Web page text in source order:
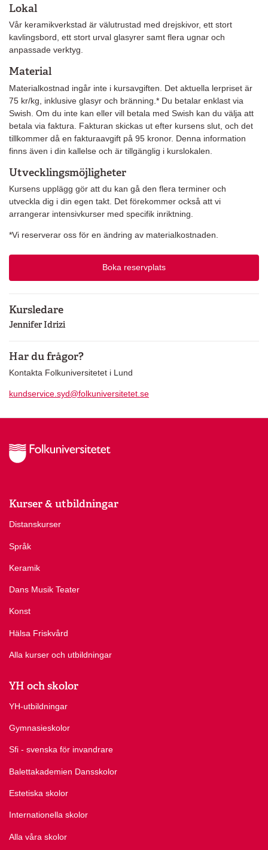
Lokal
Vår keramikverkstad är välutrustad med drejskivor, ett stort
kavlingsbord, ett stort urval glasyrer samt flera ugnar och
anpassade verktyg.
Material
Materialkostnad ingår inte i kursavgiften. Det aktuella lerpriset är
75 kr/kg, inklusive glasyr och bränning.* Du betalar enklast via
Swish. Om du inte kan eller vill betala med Swish kan du välja att
betala via faktura. Fakturan skickas ut efter kursens slut, och det
tillkommer då en fakturaavgift på 95 kronor. Denna information
finns även i din kallelse och är tillgänglig i kurslokalen.
Utvecklingsmöjligheter
Kursens upplägg gör att du kan gå den flera terminer och
utveckla dig i din egen takt. Det förekommer också att vi
arrangerar intensivkurser med specifik inriktning.
*Vi reserverar oss för en ändring av materialkostnaden.
Boka reservplats
Kursledare
Jennifer Idrizi
Har du frågor?
Kontakta Folkuniversitetet i Lund
kundservice.syd@folkuniversitetet.se
Kurser & utbildningar
Distanskurser
Språk
Keramik
Dans Musik Teater
Konst
Hälsa Friskvård
Alla kurser och utbildningar
YH och skolor
YH-utbildningar
Gymnasieskolor
Sfi - svenska för invandrare
Balettakademien Dansskolor
Estetiska skolor
Internationella skolor
Alla våra skolor